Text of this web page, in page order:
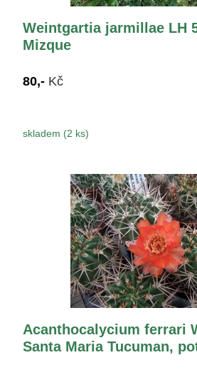
Weintgartia jarmillae LH
Mizque
80,- Kč
skladem (2 ks)
Acanthocalycium ferrari
Santa Maria Tucuman,